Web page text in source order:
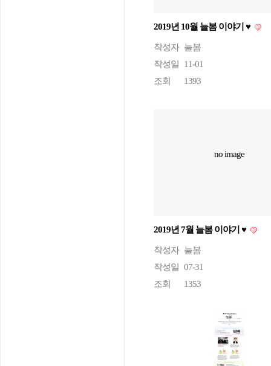
2019년 10월 늘봄 이야기 ♥
작성자 늘봄
작성일
11-01
조회
1393
no image
2019년 7월 늘봄 이야기 ♥
작성자 늘봄
작성일 07-31
조회
1353